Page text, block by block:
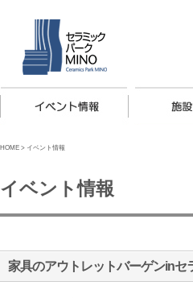
HOME > イベント情報
イベント情報
家具のアウトレットバーゲンinセ